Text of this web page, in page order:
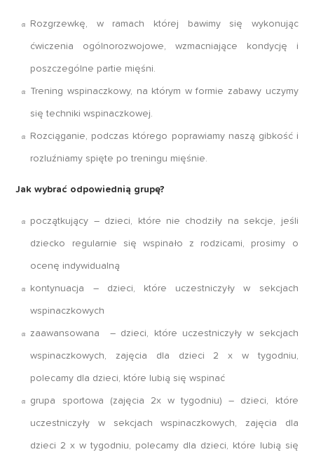
Rozgrzewkę, w ramach której bawimy się wykonując
ćwiczenia ogólnorozwojowe, wzmacniające kondycję i
poszczególne partie mięśni.
Trening wspinaczkowy, na którym w formie zabawy uczymy
się techniki wspinaczkowej.
Rozciąganie, podczas którego poprawiamy naszą gibkość i
rozluźniamy spięte po treningu mięśnie.
Jak wybrać odpowiednią grupę?
początkujący – dzieci, które nie chodziły na sekcje, jeśli
dziecko regularnie się wspinało z rodzicami, prosimy o
ocenę indywidualną
kontynuacja – dzieci, które uczestniczyły w sekcjach
wspinaczkowych
zaawansowana – dzieci, które uczestniczyły w sekcjach
wspinaczkowych, zajęcia dla dzieci 2 x w tygodniu,
polecamy dla dzieci, które lubią się wspinać
grupa sportowa (zajęcia 2x w tygodniu) – dzieci, które
uczestniczyły w sekcjach wspinaczkowych, zajęcia dla
dzieci 2 x w tygodniu, polecamy dla dzieci, które lubią się